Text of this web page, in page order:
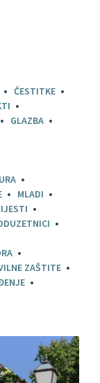
ČESTITKE
GLAZBA
MLADI
ZAŠTITE